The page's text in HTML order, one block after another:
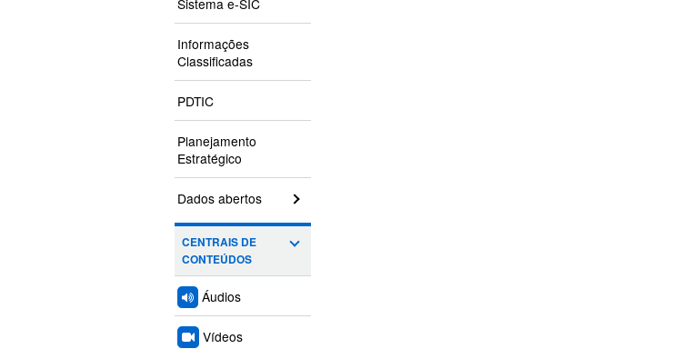
Sistema e-SIC
Informações
Classificadas
PDTIC
Planejamento
Estratégico
Dados abertos
CENTRAIS DE
CONTEÚDOS
Áudios
Vídeos